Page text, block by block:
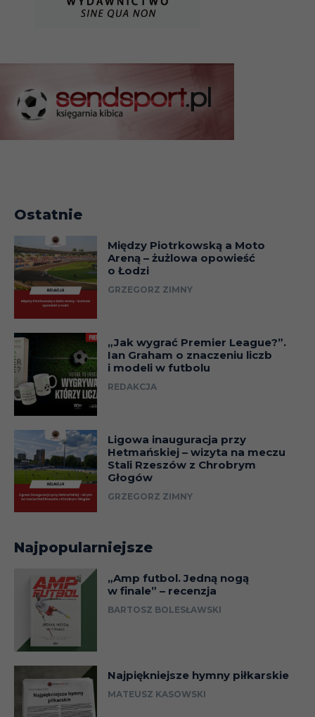
Ostatnie
Między Piotrkowską a Moto
Areną – żużlowa opowieść
o Łodzi
GRZEGORZ ZIMNY
„Jak wygrać Premier League?”.
Ian Graham o znaczeniu liczb
i modeli w futbolu
REDAKCJA
Ligowa inauguracja przy
Hetmańskiej – wizyta na meczu
Stali Rzeszów z Chrobrym
Głogów
GRZEGORZ ZIMNY
Najpopularniejsze
„Amp futbol. Jedną nogą
w finale” – recenzja
BARTOSZ BOLESŁAWSKI
Najpiękniejsze hymny piłkarskie
MATEUSZ KASOWSKI